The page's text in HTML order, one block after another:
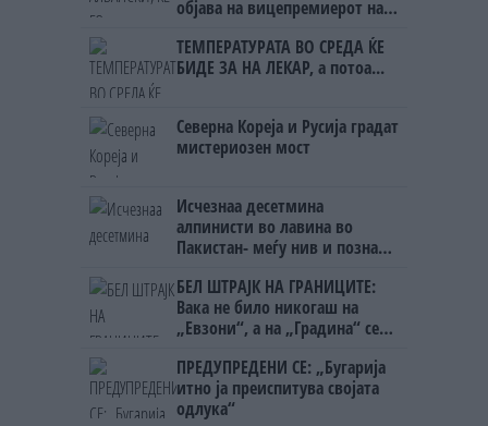
објава на вицепремиерот на
ТЕМПЕРАТУРАТА ВО СРЕДА ЌЕ
БИДЕ ЗА НА ЛЕКАР, а потоа...
Северна Кореја и Русија градат
мистериозен мост
Исчезнаа десетмина
алпинисти во лавина во
Пакистан- меѓу нив и познат
БЕЛ ШТРАЈК НА ГРАНИЦИТЕ:
Вака не било никогаш на
„Евзони“, а на „Градина“ се
ПРЕДУПРЕДЕНИ СЕ: „Бугарија
итно ја преиспитува својата
одлука“